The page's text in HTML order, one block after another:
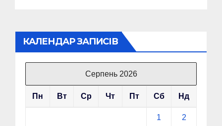
КАЛЕНДАР ЗАПИСІВ
Серпень 2026
Пн Вт Ср Чт Пт Сб Нд
1 2